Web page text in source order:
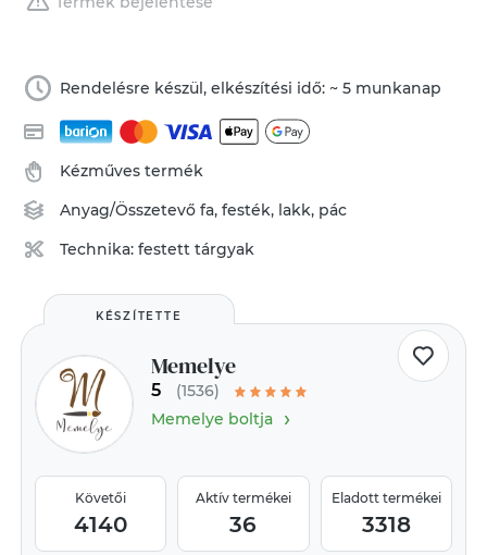
Rendelésre készül, elkészítési idő: ~ 5 munkanap
Kézműves termék
Anyag/Összetevőfa,festék, lakk, pác
Technika:festett tárgyak
KÉSZÍTETTE
Memelye
5
(1536)
Memelye boltja›
Követői
4140
Aktív termékei
36
Eladott termékei
3318